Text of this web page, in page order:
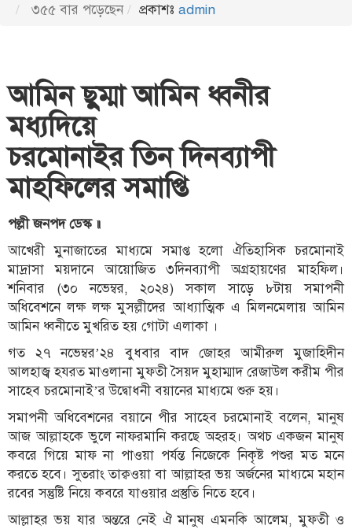
৩৫৫ বার পড়েছেন
প্রকাশঃ admin
আমিন ছুম্মা আমিন ধ্বনীর
মধ্যদিয়ে
চরমোনাইর তিন দিনব্যাপী
মাহফিলের সমাপ্তি
পল্লী জনপদ ডেস্ক ॥
আখেরী মুনাজাতের মাধ্যমে সমাপ্ত হলো ঐতিহাসিক চরমোনাই
মাদ্রাসা ময়দানে আয়োজিত ৩দিনব্যাপী অগ্রহায়ণের মাহফিল।
শনিবার (৩০ নভেম্বর, ২০২৪) সকাল সাড়ে ৮টায় সমাপনী
অধিবেশনে লক্ষ লক্ষ মুসল্লীদের আধ্যাত্মিক এ মিলনমেলায় আমিন
আমিন ধ্বনীতে মুখরিত হয় গোটা এলাকা ।
গত ২৭ নভেম্বর’২৪ বুধবার বাদ জোহর আমীরুল মুজাহিদীন
আলহাজ্ব হযরত মাওলানা মুফতী সৈয়দ মুহাম্মাদ রেজাউল করীম পীর
সাহেব চরমোনাই’র উদ্বোধনী বয়ানের মাধ্যমে শুরু হয়।
সমাপনী অধিবেশনের বয়ানে পীর সাহেব চরমোনাই বলেন, মানুষ
আজ আল্লাহকে ভুলে নাফরমানি করছে অহরহ। অথচ একজন মানুষ
কবরে গিয়ে মাফ না পাওয়া পর্যন্ত নিজেকে নিকৃষ্ট পশুর মত মনে
করতে হবে। সুতরাং তাক্বওয়া বা আল্লাহর ভয় অর্জনের মাধ্যমে মহান
রবের সন্তুষ্টি নিয়ে কবরে যাওয়ার প্রস্তুতি নিতে হবে।
আল্লাহর ভয় যার অন্তরে নেই ঐ মানুষ এমনকি আলেম, মুফতী ও